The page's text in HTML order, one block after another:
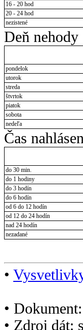
16 - 20 hod
20 - 24 hod
nezistené
Deň nehody
pondelok
utorok
streda
štvrtok
piatok
sobota
nedeľa
Čas
do 30 min.
do 1 hodiny
do 3 hodín
do 6 hodín
od 6 do 12 hodín
od 12 do 24 hodín
nad 24 hodín
nezadané
•
•
• Zdroj dát: